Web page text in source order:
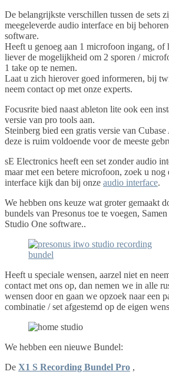
De belangrijkste verschillen tussen de sets
meegeleverde audio interface en bij
software.
Heeft u genoeg aan 1 microfoon ingang, of
liever de mogelijkheid om 2 sporen /
1 take op te nemen.
Laat u zich hierover goed informeren, bij
neem contact op met onze experts.
Focusrite bied naast ableton lite ook een
versie van pro tools aan.
Steinberg bied een gratis versie van Cubase
deze is ruim voldoende voor de meeste
sE Electronics heeft een set zonder audio
maar met een betere microfoon, zoek u nog
interface kijk dan bij onze audio interface.
We hebben ons keuze wat groter gemaakt
bundels van Presonus toe te voegen,
Studio One software..
Heeft u speciale wensen, aarzel niet en
contact met ons op, dan nemen we in alle
wensen door en gaan we opzoek naar een
combinatie / set afgestemd op de eigen
We hebben een nieuwe Bundel:
De X1 S Recording Bundel Pro ,